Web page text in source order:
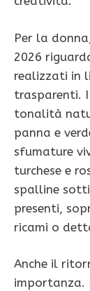
Per la
2026
realizzati in
trasparenti.
tonalità
panna e
sfumature
turchese e
spalline
presenti,
ricami o
Anche il
importanza.